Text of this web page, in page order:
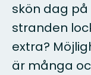
skön dag på
stranden
extra?
är många